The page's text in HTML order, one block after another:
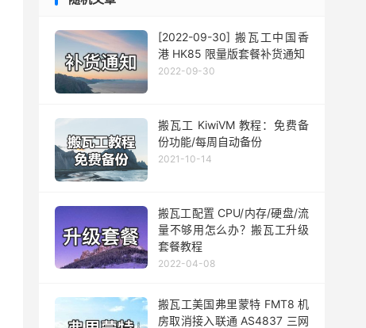
[2022-09-30] 搬瓦工中国香
港 HK85 限量版套餐补货通知
2022-09-30
搬瓦工 KiwiVM 教程：免费备
份功能/每周自动备份
2021-10-14
搬瓦工配置 CPU/内存/硬盘/流
量不够用怎么办？搬瓦工升级
套餐教程
2022-04-08
搬瓦工美国弗里蒙特 FMT8 机
房取消接入联通 AS4837 三网